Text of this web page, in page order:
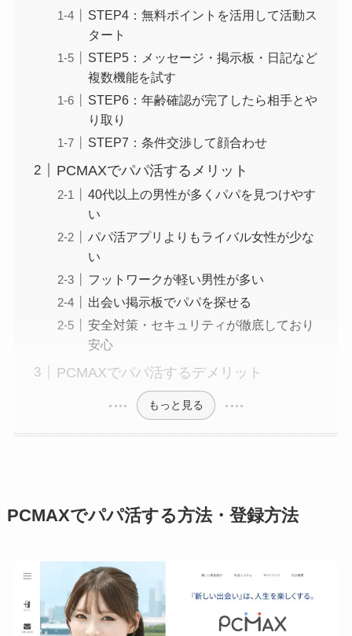
STEP4：無料ポイントを活用して活動ス
タート
STEP5：メッセージ・掲示板・日記など
複数機能を試す
STEP6：年齢確認が完了したら相手とや
り取り
STEP7：条件交渉して顔合わせ
PCMAXでパパ活するメリット
40代以上の男性が多くパパを見つけやす
い
パパ活アプリよりもライバル女性が少な
い
フットワークが軽い男性が多い
出会い掲示板でパパを探せる
安全対策・セキュリティが徹底しており
安心
PCMAXでパパ活するデメリット
もっと見る
PCMAXでパパ活する方法・登録方法